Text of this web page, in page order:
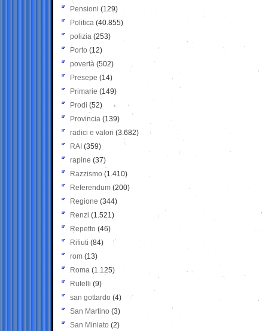
Pensioni (129)
Politica (40.855)
polizia (253)
Porto (12)
povertà (502)
Presepe (14)
Primarie (149)
Prodi (52)
Provincia (139)
radici e valori (3.682)
RAI (359)
rapine (37)
Razzismo (1.410)
Referendum (200)
Regione (344)
Renzi (1.521)
Repetto (46)
Rifiuti (84)
rom (13)
Roma (1.125)
Rutelli (9)
san gottardo (4)
San Martino (3)
San Miniato (2)